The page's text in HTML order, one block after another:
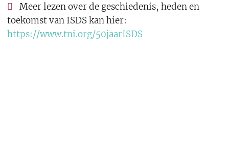
Meer lezen over de geschiedenis, heden en
toekomst van ISDS kan hier:
https://www.tni.org/50jaarISDS